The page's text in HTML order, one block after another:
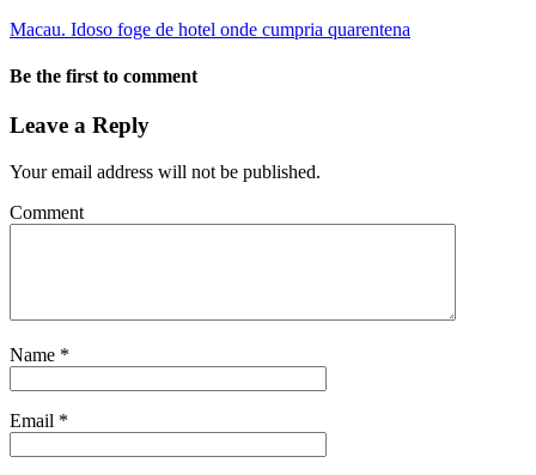
Macau. Idoso foge de hotel onde cumpria quarentena
Be the first to comment
Leave a Reply
Your email address will not be published.
Comment
Name *
Email *